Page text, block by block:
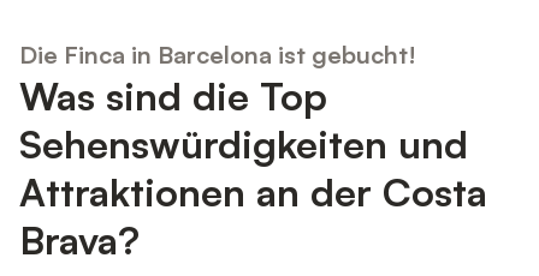
Die Finca in Barcelona ist gebucht!
Was sind die Top
Sehenswürdigkeiten und
Attraktionen an der Costa
Brava?